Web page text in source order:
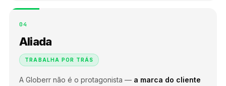
04
Aliada
TRABALHA POR TRÁS
A Globerr não é o protagonista — a marca do cliente